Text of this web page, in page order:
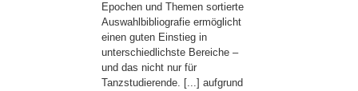
Epochen und Themen sortierte
Auswahlbibliografie ermöglicht
einen guten Einstieg in
unterschiedlichste Bereiche –
und das nicht nur für
Tanzstudierende. [...] aufgrund